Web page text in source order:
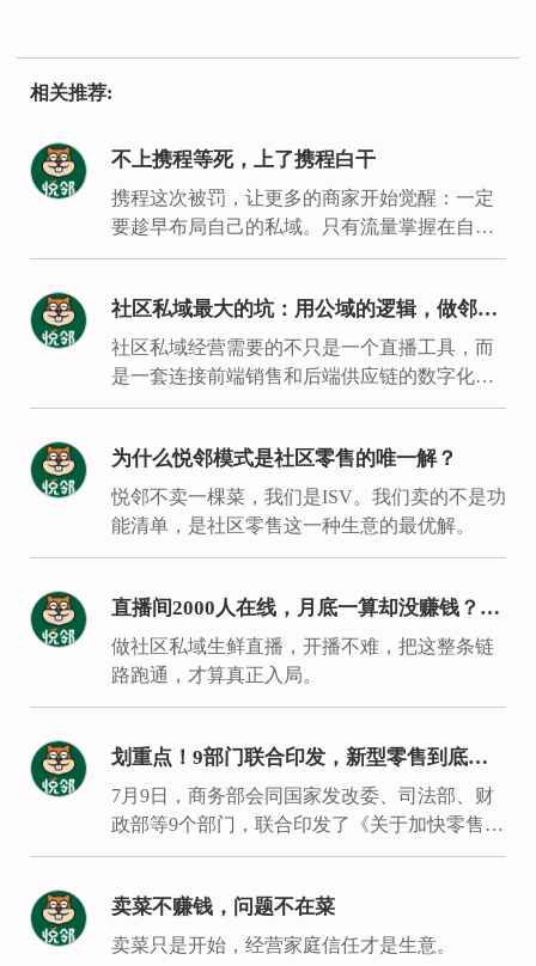
相关推荐:
不上携程等死，上了携程白干
携程这次被罚，让更多的商家开始觉醒：一定
要趁早布局自己的私域。只有流量掌握在自己
手里，才能建立经营主场，拿回经营主动权。
社区私域最大的坑：用公域的逻辑，做邻居
的生意
社区私域经营需要的不只是一个直播工具，而
是一套连接前端销售和后端供应链的数字化履
约体系。
为什么悦邻模式是社区零售的唯一解？
悦邻不卖一棵菜，我们是ISV。我们卖的不是功
能清单，是社区零售这一种生意的最优解。
直播间2000人在线，月底一算却没赚钱？入
局同城生鲜要过的是这7关
做社区私域生鲜直播，开播不难，把这整条链
路跑通，才算真正入局。
划重点！9部门联合印发，新型零售到底新
在哪里？
7月9日，商务部会同国家发改委、司法部、财
政部等9个部门，联合印发了《关于加快零售业
创新发展的意见》。
卖菜不赚钱，问题不在菜
卖菜只是开始，经营家庭信任才是生意。